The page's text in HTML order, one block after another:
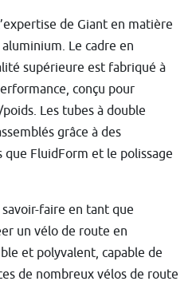
de Giant en matière
Le cadre en
supérieure est fabriqué à
conçu pour
Les tubes à double
grâce à des
FluidForm et le polissage
faire en tant que
un vélo de route en
et polyvalent, capable de
de nombreux vélos de route